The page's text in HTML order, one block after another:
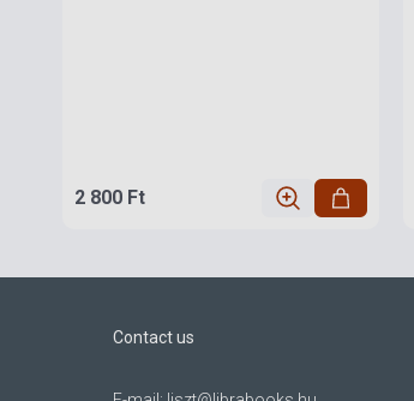
2 800 Ft
Contact us